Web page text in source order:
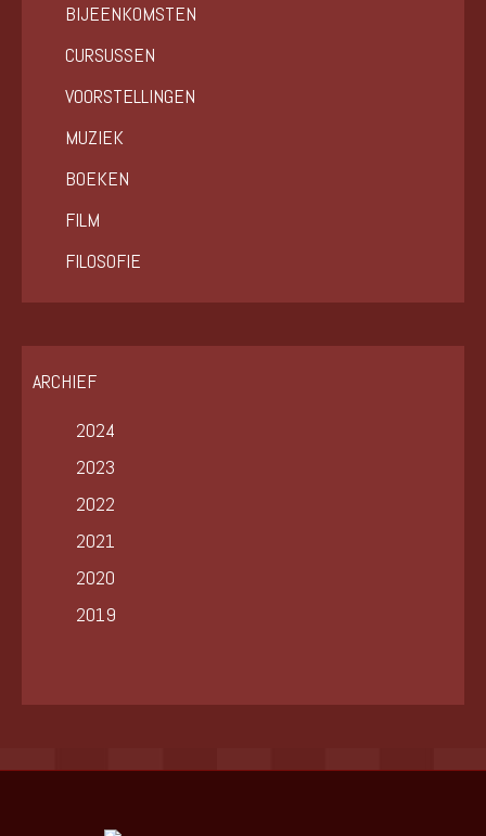
BIJEENKOMSTEN
CURSUSSEN
VOORSTELLINGEN
MUZIEK
BOEKEN
FILM
FILOSOFIE
ARCHIEF
2024
2023
2022
2021
2020
2019